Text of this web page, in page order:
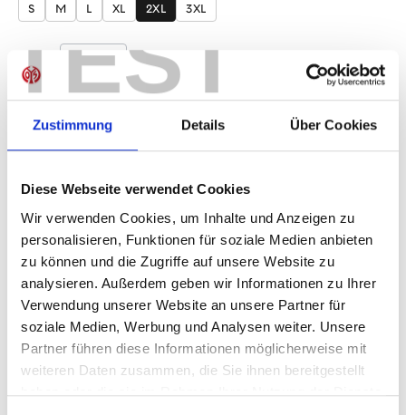
TEST
Zustimmung Details Über Cookies
Diese Webseite verwendet Cookies
Wir verwenden Cookies, um Inhalte und Anzeigen zu
personalisieren, Funktionen für soziale Medien anbieten
zu können und die Zugriffe auf unsere Website zu
analysieren. Außerdem geben wir Informationen zu Ihrer
Verwendung unserer Website an unsere Partner für
soziale Medien, Werbung und Analysen weiter. Unsere
Partner führen diese Informationen möglicherweise mit
weiteren Daten zusammen, die Sie ihnen bereitgestellt
haben oder die sie im Rahmen Ihrer Nutzung der Dienste
S M L XL 2XL 3XL
Produkt Anzahl: Gib den gewünschten
Sofort verfügbar, Lieferzeit: 1-3 Tage
IN DEN WARENKORB
Produktdetails
ÄHNLICHE PRODUKTE